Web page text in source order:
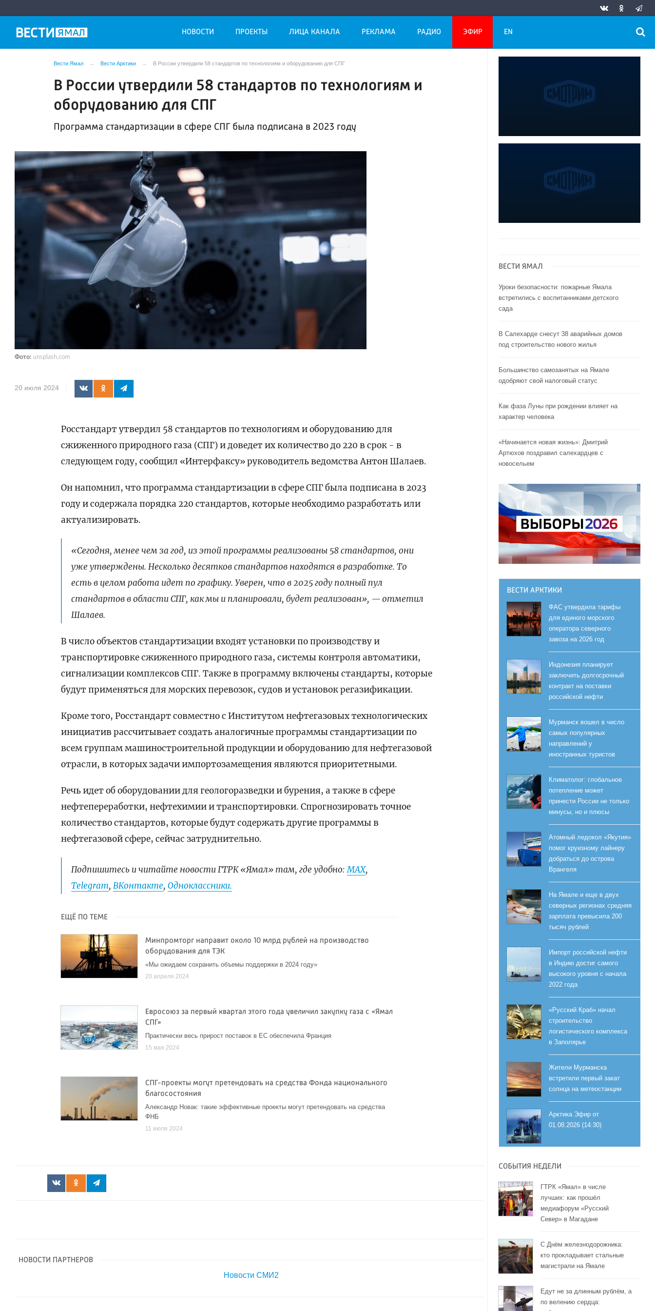
НОВОСТИ ПРОЕКТЫ ЛИЦА КАНАЛА РЕКЛАМА РАДИО ЭФИР EN
Вести Ямал Вести Арктики В России утвердили 58 стандартов по технологиям и оборудованию для СПГ
В России утвердили 58 стандартов по технологиям и
оборудованию для СПГ
Программа стандартизации в сфере СПГ была подписана в 2023 году
Фото: unsplash.com
20 июля 2024
Росстандарт утвердил 58 стандартов по технологиям и оборудованию для
сжиженного природного газа (СПГ) и доведет их количество до 220 в срок - в
следующем году, сообщил «Интерфаксу» руководитель ведомства Антон Шалаев.
Он напомнил, что программа стандартизации в сфере СПГ была подписана в 2023
году и содержала порядка 220 стандартов, которые необходимо разработать или
актуализировать.
«Сегодня, менее чем за год, из этой программы реализованы 58 стандартов, они
уже утверждены. Несколько десятков стандартов находятся в разработке. То
есть в целом работа идет по графику. Уверен, что в 2025 году полный пул
стандартов в области СПГ, как мы и планировали, будет реализован», — отметил
Шалаев.
В число объектов стандартизации входят установки по производству и
транспортировке сжиженного природного газа, системы контроля автоматики,
сигнализации комплексов СПГ. Также в программу включены стандарты, которые
будут применяться для морских перевозок, судов и установок регазификации.
Кроме того, Росстандарт совместно с Институтом нефтегазовых технологических
инициатив рассчитывает создать аналогичные программы стандартизации по
всем группам машиностроительной продукции и оборудованию для нефтегазовой
отрасли, в которых задачи импортозамещения являются приоритетными.
Речь идет об оборудовании для геологоразведки и бурения, а также в сфере
нефтепереработки, нефтехимии и транспортировки. Спрогнозировать точное
количество стандартов, которые будут содержать другие программы в
нефтегазовой сфере, сейчас затруднительно.
Подпишитесь и читайте новости ГТРК «Ямал» там, где удобно:МАХ,
Telegram,ВКонтакте,Одноклассники.
ЕЩЁ ПО ТЕМЕ
Минпромторг направит около 10 млрд рублей на производство
оборудования для ТЭК
«Мы ожидаем сохранить объемы поддержки в 2024 году»
20 апреля 2024
Евросоюз за первый квартал этого года увеличил закупку газа с «Ямал
СПГ»
Практически весь прирост поставок в ЕС обеспечила Франция
15 мая 2024
СПГ-проекты могут претендовать на средства Фонда национального
благосостояния
Александр Новак: такие эффективные проекты могут претендовать на средства
ФНБ
11 июля 2024
НОВОСТИ ПАРТНЕРОВ
Новости СМИ2
ВЕСТИ ЯМАЛ
Уроки безопасности: пожарные Ямала
встретились с воспитанниками детского
сада
В Салехарде снесут 38 аварийных домов
под строительство нового жилья
Большинство самозанятых на Ямале
одобряют свой налоговый статус
Как фаза Луны при рождении влияет на
характер человека
«Начинается новая жизнь»: Дмитрий
Артюхов поздравил салехардцев с
новосельем
ВЕСТИ АРКТИКИ
ФАС утвердила тарифы
для единого морского
оператора северного
завоза на 2026 год
Индонезия планирует
заключить долгосрочный
контракт на поставки
российской нефти
Мурманск вошел в число
самых популярных
направлений у
иностранных туристов
Климатолог: глобальное
потепление может
принести России не только
минусы, но и плюсы
Атомный ледокол «Якутия»
помог круизному лайнеру
добраться до острова
Врангеля
На Ямале и еще в двух
северных регионах средняя
зарплата превысила 200
тысяч рублей
Импорт российской нефти
в Индию достиг самого
высокого уровня с начала
2022 года
«Русский Краб» начал
строительство
логистического комплекса
в Заполярье
Жители Мурманска
встретили первый закат
солнца на метеостанции
Арктика Эфир от
01.08.2026 (14:30)
СОБЫТИЯ НЕДЕЛИ
ГТРК «Ямал» в числе
лучших: как прошёл
медиафорум «Русский
Север» в Магадане
С Днём железнодорожника:
кто прокладывает стальные
магистрали на Ямале
Едут не за длинным рублём, а
по велению сердца: